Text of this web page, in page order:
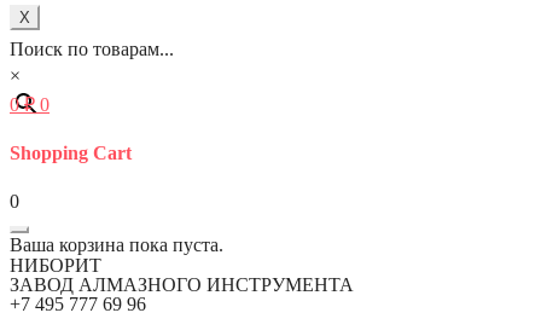
X
Поиск по товарам...
×
0₽ 0
Shopping Cart
0
Ваша корзина пока пуста.
НИБОРИТ
ЗАВОД АЛМАЗНОГО ИНСТРУМЕНТА
+7 495 777 69 96